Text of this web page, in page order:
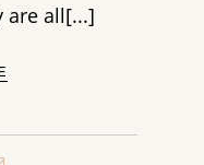
are all[...]